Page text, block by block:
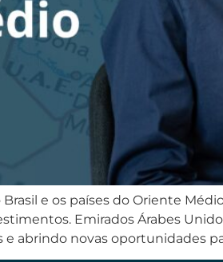
e os países do Oriente
Emirados Árabes
abrindo novas oportunidades